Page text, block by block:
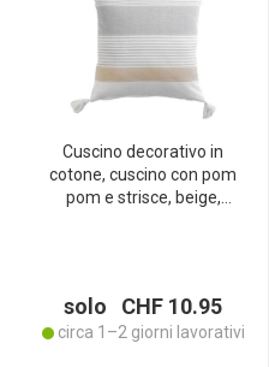
Cuscino decorativo in
cotone, cuscino con pom
pom e strisce, beige,
solo CHF 10.95
circa 1–2 giorni lavorativi